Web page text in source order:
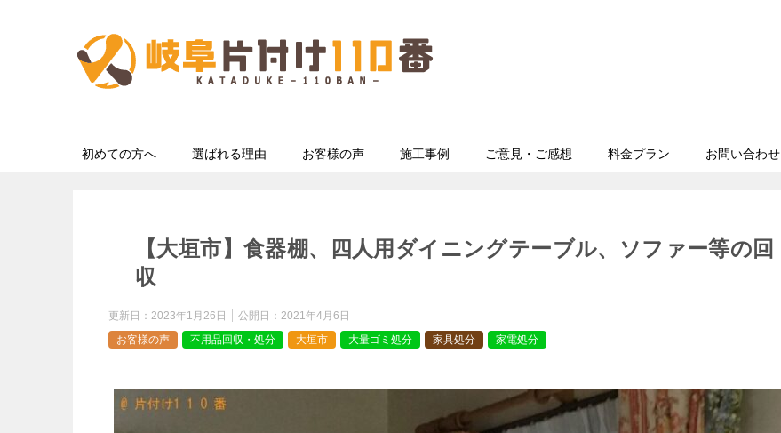
初めての方へ 選ばれる理由 お客様の声 施工事例 ご意見・ご感想 料金プラン お問い合わせ
【大垣市】食器棚、四人用ダイニングテーブル、ソファー等の回
収
更新日： 2023年1月26日 公開日： 2021年4月6日
お客様の声
不用品回収・処分 大垣市 大量ゴミ処分 家具処分 家電処分